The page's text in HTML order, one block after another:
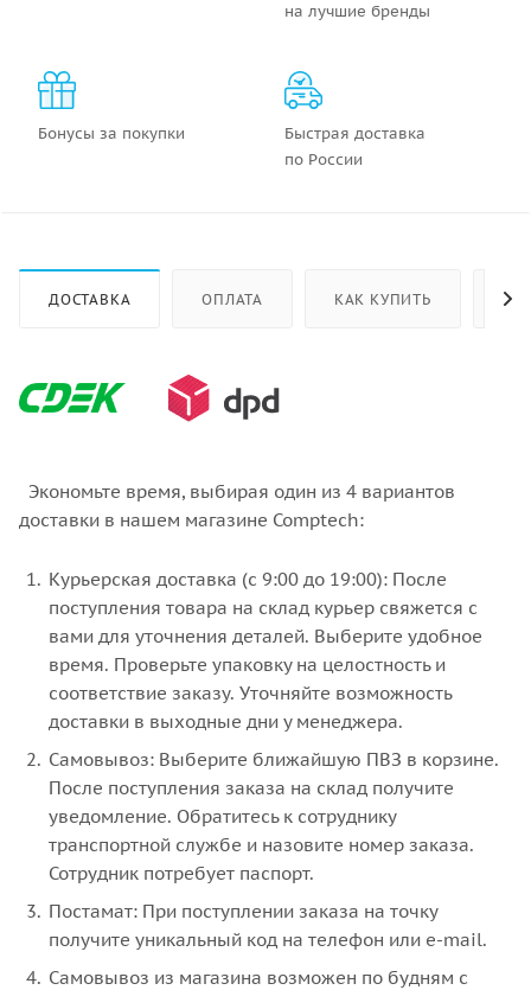
на лучшие бренды
Бонусы за покупки
Быстрая доставка
по России
ДОСТАВКА ОПЛАТА КАК КУПИТЬ
Экономьте время, выбирая один из 4 вариантов
доставки в нашем магазине Comptech:
Курьерская доставка (с 9:00 до 19:00): После
поступления товара на склад курьер свяжется с
вами для уточнения деталей. Выберите удобное
время. Проверьте упаковку на целостность и
соответствие заказу. Уточняйте возможность
доставки в выходные дни у менеджера.
Самовывоз: Выберите ближайшую ПВЗ в корзине.
После поступления заказа на склад получите
уведомление. Обратитесь к сотруднику
транспортной службе и назовите номер заказа.
Сотрудник потребует паспорт.
Постамат: При поступлении заказа на точку
получите уникальный код на телефон или e-mail.
Самовывоз из магазина возможен по будням с